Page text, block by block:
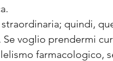
quindi,
voglio prendermi
farmacologico,